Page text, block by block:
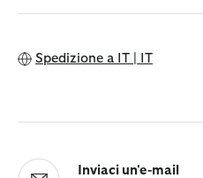
Spedizione a IT | IT
Inviaci un'e-mail